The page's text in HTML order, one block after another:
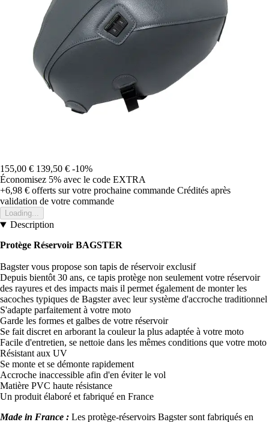
155,00 € 139,50 € -10%
Économisez 5% avec le code EXTRA
+6,98 € offerts sur votre prochaine commande Crédités après
validation de votre commande
Loading...
Description
Protège Réservoir BAGSTER
Bagster vous propose son tapis de réservoir exclusif
Depuis bientôt 30 ans, ce tapis protège non seulement votre réservoir
des rayures et des impacts mais il permet également de monter les
sacoches typiques de Bagster avec leur système d'accroche traditionnel
S'adapte parfaitement à votre moto
Garde les formes et galbes de votre réservoir
Se fait discret en arborant la couleur la plus adaptée à votre moto
Facile d'entretien, se nettoie dans les mêmes conditions que votre moto
Résistant aux UV
Se monte et se démonte rapidement
Accroche inaccessible afin d'en éviter le vol
Matière PVC haute résistance
Un produit élaboré et fabriqué en France
Made in France : Les protège-réservoirs Bagster sont fabriqués en